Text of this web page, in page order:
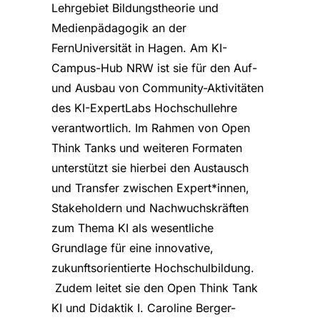
Lehrgebiet Bildungstheorie und
Medienpädagogik an der
FernUniversität in Hagen. Am KI-
Campus-Hub NRW ist sie für den Auf-
und Ausbau von Community-Aktivitäten
des KI-ExpertLabs Hochschullehre
verantwortlich. Im Rahmen von Open
Think Tanks und weiteren Formaten
unterstützt sie hierbei den Austausch
und Transfer zwischen Expert*innen,
Stakeholdern und Nachwuchskräften
zum Thema KI als wesentliche
Grundlage für eine innovative,
zukunftsorientierte Hochschulbildung.
Zudem leitet sie den Open Think Tank
KI und Didaktik I. Caroline Berger-